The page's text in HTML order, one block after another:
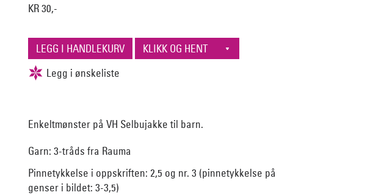
KR 30,-
Enkeltmønster på VH Selbujakke til barn.
Garn: 3-tråds fra Rauma
Pinnetykkelse i oppskriften: 2,5 og nr. 3 (pinnetykkelse på
genser i bildet: 3-3,5)